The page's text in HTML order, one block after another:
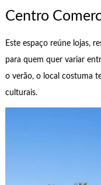
Centro
Este espaço reúne lojas,
para quem quer variar
o verão, o local costuma
culturais.